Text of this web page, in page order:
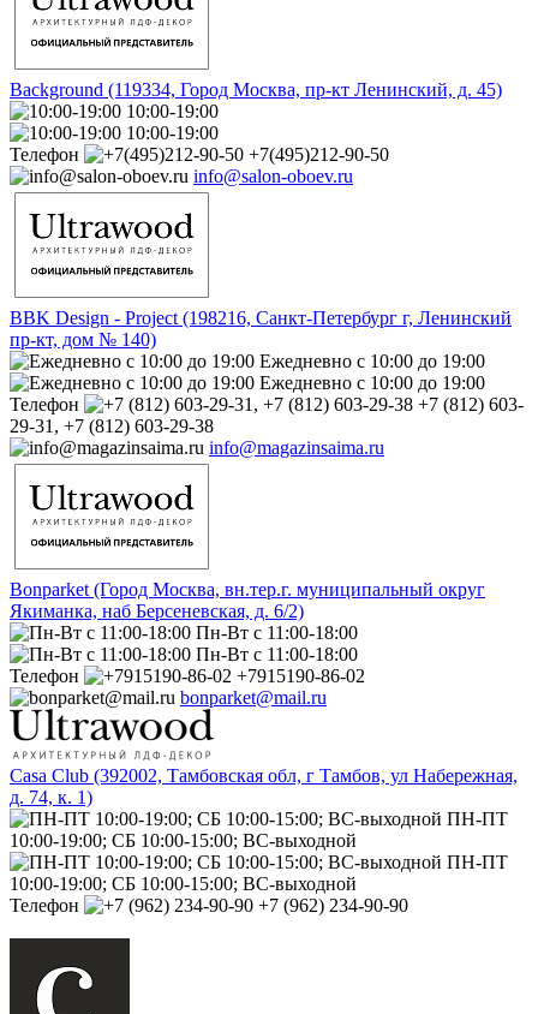
Background (119334, Город Москва, пр-кт Ленинский, д. 45)
10:00-19:00
10:00-19:00
Телефон
+7(495)212-90-50
info@salon-oboev.ru
BBK Design - Project (198216, Санкт-Петербург г, Ленинский
пр-кт, дом № 140)
Ежедневно с 10:00 до 19:00
Ежедневно с 10:00 до 19:00
Телефон
+7 (812) 603-
29-31, +7 (812) 603-29-38
info@magazinsaima.ru
Bonparket (Город Москва, вн.тер.г. муниципальный округ
Якиманка, наб Берсеневская, д. 6/2)
Пн-Вт с 11:00-18:00
Пн-Вт с 11:00-18:00
Телефон
+7915190-86-02
bonparket@mail.ru
Casa Club (392002, Тамбовская обл, г Тамбов, ул Набережная,
д. 74, к. 1)
ПН-ПТ
10:00-19:00; СБ 10:00-15:00; ВС-выходной
ПН-ПТ
10:00-19:00; СБ 10:00-15:00; ВС-выходной
Телефон
+7 (962) 234-90-90